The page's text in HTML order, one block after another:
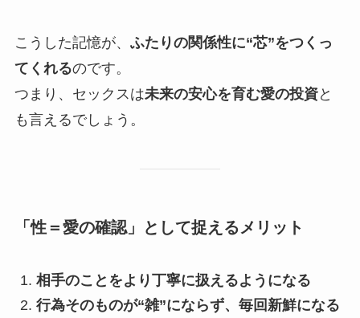
こうした記憶が、 ふたりの関係性に“芯”をつくっ
てくれるのです。
つまり、セックスは未来の安心を育む愛の投資と
も言えるでしょう。
「性＝愛の確認」として捉えるメリット
相手のことをより丁寧に扱えるようになる
行為そのものが“雑”にならず、毎回新鮮になる